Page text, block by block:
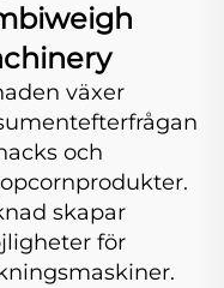
växer
och
skapar
för